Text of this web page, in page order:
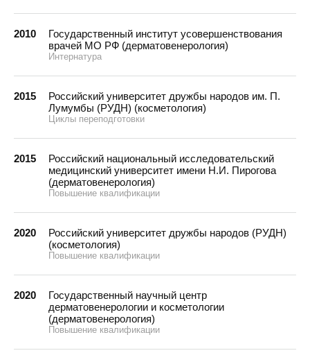
2010
Государственный институт усовершенствования
врачей МО РФ (дерматовенерология)
Интернатура
2015
Российский университет дружбы народов им. П.
Лумумбы (РУДН) (косметология)
Циклы переподготовки
2015
Российский национальный исследовательский
медицинский университет имени Н.И. Пирогова
(дерматовенерология)
Повышение квалификации
2020
Российский университет дружбы народов (РУДН)
(косметология)
Повышение квалификации
2020
Государственный научный центр
дерматовенерологии и косметологии
(дерматовенерология)
Повышение квалификации